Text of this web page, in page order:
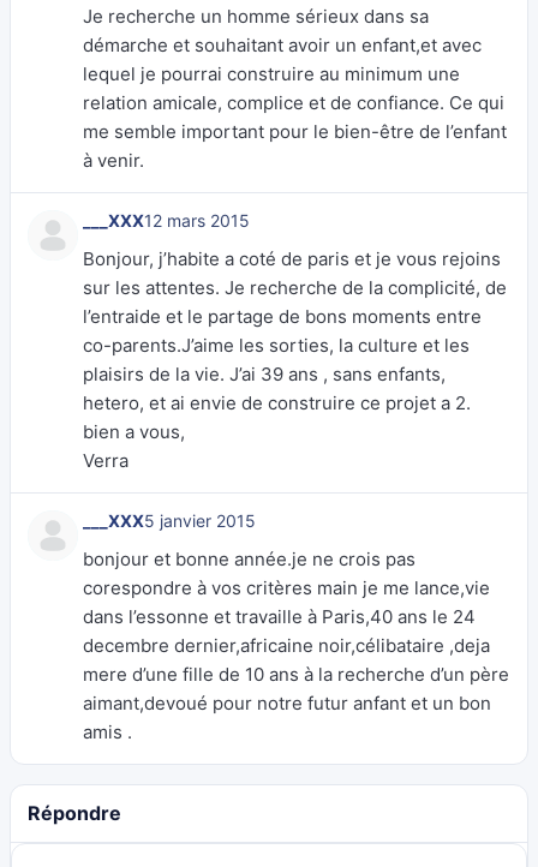
Je recherche un homme sérieux dans sa
démarche et souhaitant avoir un enfant,et avec
lequel je pourrai construire au minimum une
relation amicale, complice et de confiance. Ce qui
me semble important pour le bien-être de l’enfant
à venir.
___XXX12 mars 2015
Bonjour, j’habite a coté de paris et je vous rejoins
sur les attentes. Je recherche de la complicité, de
l’entraide et le partage de bons moments entre
co-parents.J’aime les sorties, la culture et les
plaisirs de la vie. J’ai 39 ans , sans enfants,
hetero, et ai envie de construire ce projet a 2.
bien a vous,
Verra
___XXX5 janvier 2015
bonjour et bonne année.je ne crois pas
corespondre à vos critères main je me lance,vie
dans l’essonne et travaille à Paris,40 ans le 24
decembre dernier,africaine noir,célibataire ,deja
mere d’une fille de 10 ans à la recherche d’un père
aimant,devoué pour notre futur anfant et un bon
amis .
Répondre